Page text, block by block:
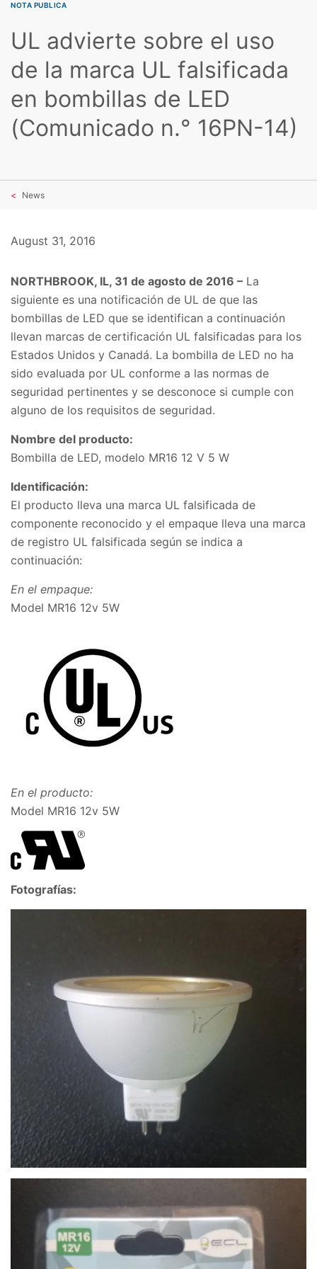
NOTA PUBLICA
UL advierte sobre el uso
de la marca UL falsificada
en bombillas de LED
(Comunicado n.° 16PN-14)
News
August 31, 2016
NORTHBROOK, IL, 31 de agosto de 2016 – La
siguiente es una notificación de UL de que las
bombillas de LED que se identifican a continuación
llevan marcas de certificación UL falsificadas para los
Estados Unidos y Canadá. La bombilla de LED no ha
sido evaluada por UL conforme a las normas de
seguridad pertinentes y se desconoce si cumple con
alguno de los requisitos de seguridad.
Nombre del producto:
Bombilla de LED, modelo MR16 12 V 5 W
Identificación:
El producto lleva una marca UL falsificada de
componente reconocido y el empaque lleva una marca
de registro UL falsificada según se indica a
continuación:
En el empaque:
Model MR16 12v 5W
En el producto:
Model MR16 12v 5W
Fotografías: